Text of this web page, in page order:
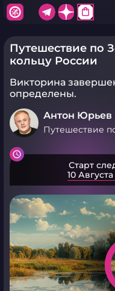
shopping_bag
Путешествие по
кольцу России
Викторина
определены.
Антон Юрьев
Путешествие
Старт
10